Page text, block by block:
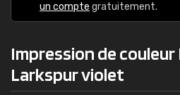
un compte gratuitement.
Impression de couleur
Larkspur violet